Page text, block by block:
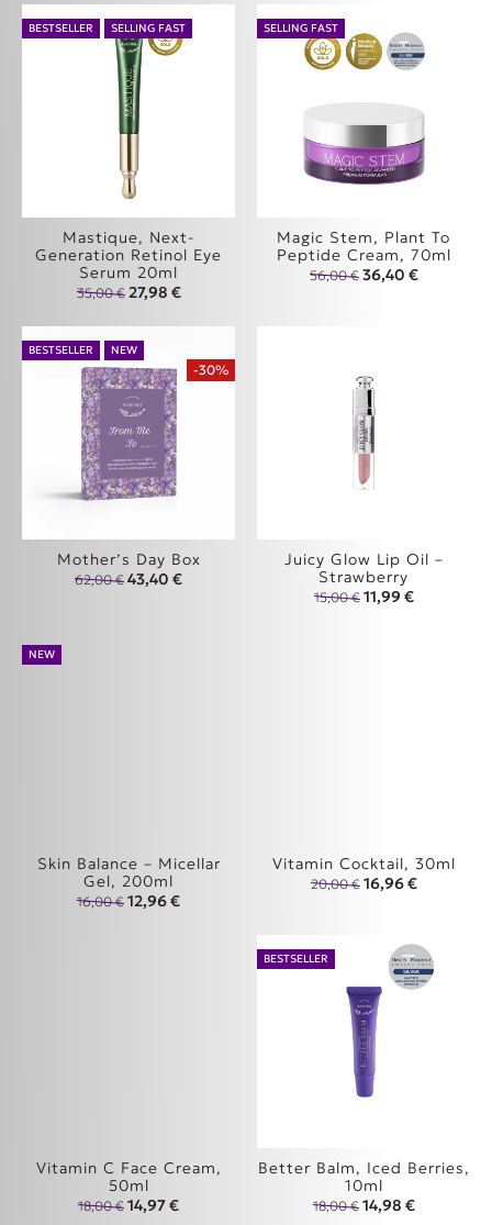
BESTSELLER SELLING FAST
Mastique, Next-
Generation Retinol Eye
Serum 20ml
35,00€ Original price was: 35,00 €.
27,98 €Η τρέχουσα τιμή είναι: 27,98 €.
SELLING FAST
Magic Stem, Plant To
Peptide Cream, 70ml
56,00€ Original price
36,40 €Η
-30%
BESTSELLER NEW
Mother’s Day Box
62,00€ Original price was: 62,00 €.
43,40 €Η τρέχουσα τιμή είναι: 43,40 €.
Juicy Glow Lip Oil –
Strawberry
15,00€ Original price
11,99 €Η
NEW
Skin Balance – Micellar
Gel, 200ml
16,00€ Original price was: 16,00 €.
12,96€Η τρέχουσα τιμή είναι: 12,96 €.
Vitamin Cocktail, 30ml
20,00€ Original price
16,96€Η
Vitamin C Face Cream,
50ml
18,00€ Original price was: 18,00 €.
14,97€Η τρέχουσα τιμή είναι: 14,97 €.
BESTSELLER
Better Balm, Iced Berries,
10ml
18,00€ Original price
14,98 €Η